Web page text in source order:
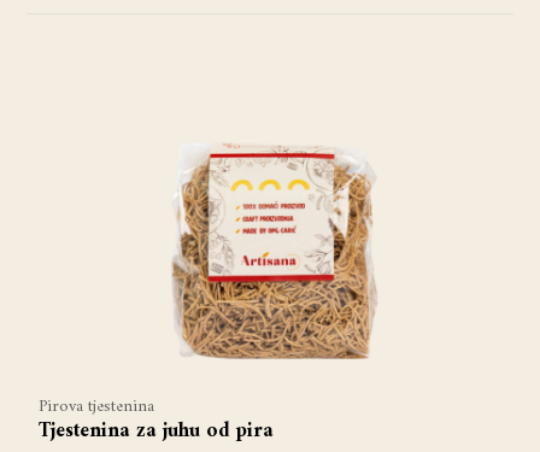
Tjestenina za juhu od pira
Pirova tjestenina